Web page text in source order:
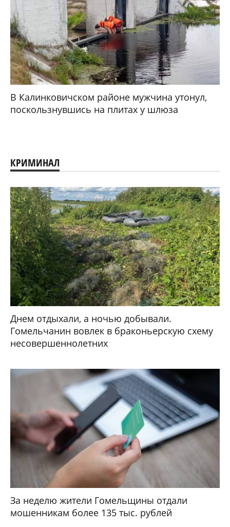
В Калинковичском районе мужчина утонул,
поскользнувшись на плитах у шлюза
КРИМИНАЛ
Днем отдыхали, а ночью добывали.
Гомельчанин вовлек в браконьерскую схему
несовершеннолетних
За неделю жители Гомельщины отдали
мошенникам более 135 тыс. рублей